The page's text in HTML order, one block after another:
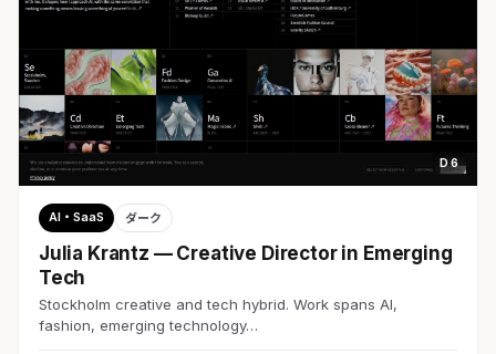
D 6
AI・SaaS ダーク
Julia Krantz — Creative Director in Emerging
Tech
Stockholm creative and tech hybrid. Work spans AI,
fashion, emerging technology…